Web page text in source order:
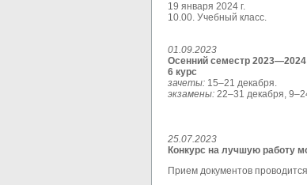
19 января 2024 г.
10.00. Учебный класс.
01.09.2023
Осенний семестр 2023—2024
6 курс
зачеты: 15–21 декабря.
экзамены: 22–31 декабря,
25.07.2023
Конкурс на лучшую работу
Прием документов